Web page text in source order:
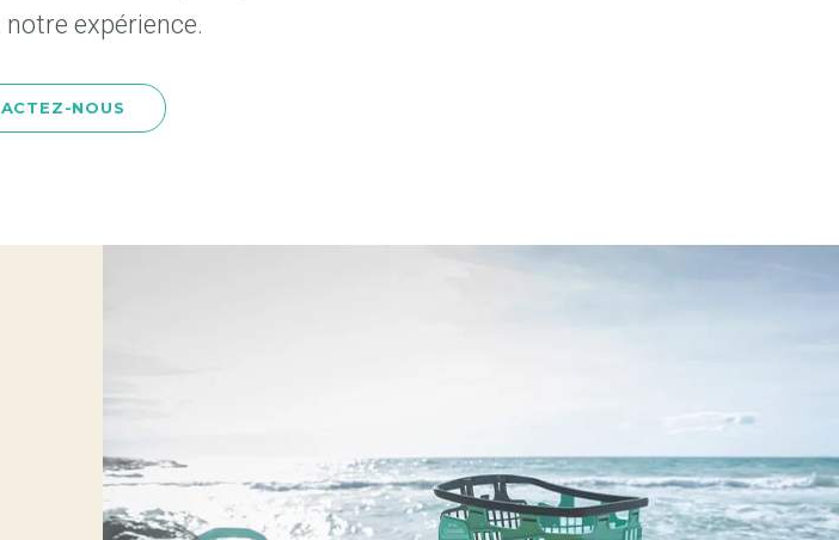
expérience.
NOUS